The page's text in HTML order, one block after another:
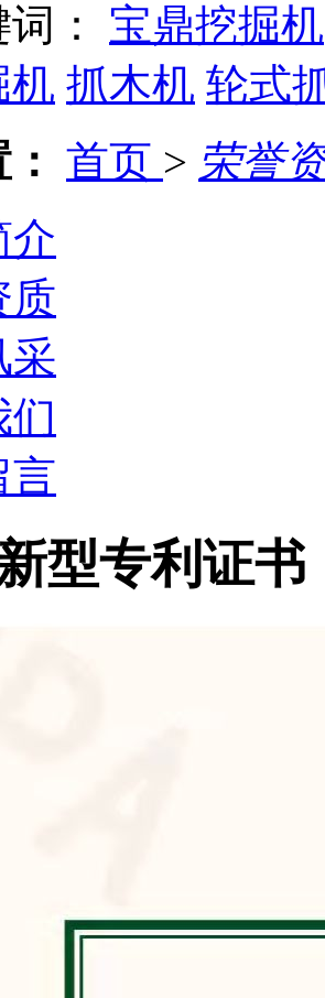
： 宝鼎挖掘机
机 抓木机 轮式
首页 > 荣誉
介
质
采
们
言
型专利证书